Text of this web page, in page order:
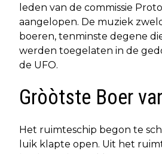
leden van de commissie
aangelopen. De muziek
boeren, tenminste degene
werden toegelaten in de
de UFO.
Gròòtste Boer
Het ruimteschip begon te
luik klapte open. Uit het